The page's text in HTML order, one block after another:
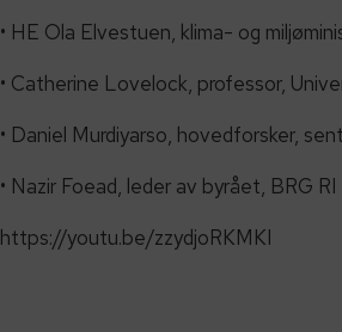
• HE Ola Elvestuen, klima- og
• Catherine Lovelock, professor,
• Daniel Murdiyarso, hovedforsker,
• Nazir Foead, leder av byrået, BRG
https://youtu.be/zzydjoRKMKI